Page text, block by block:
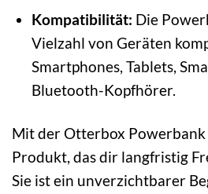
Kompatibilität: Die
Vielzahl von Geräten
Smartphones, Tablets,
Bluetooth-Kopfhörer.
Mit der Otterbox
Produkt, das dir langfristig
Sie ist ein unverzichtbarer